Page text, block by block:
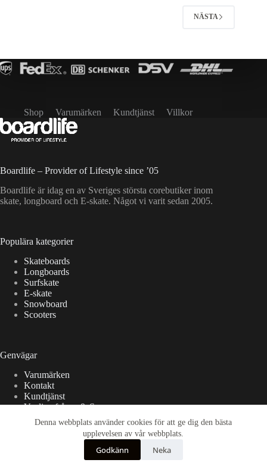
Denna webbplats använder cookies för att ge dig den bästa
upplevelsen av vår webbplats.
Godkänn Neka
NÄSTA
Shop Varumärken Kundtjänst Villkor
Boardlife – Provider of Lifestyle since ’05
Boardlife är idag en av Sveriges största corebutiker inom
skate, longboard och E-skate. Något vi varit sedan 2005.
Populära kategorier
Skateboards
Longboards
Surfskate
E-skate
Snowboard
Scooters
Genvägar
Varumärken
Kontakt
Kundtjänst
Vanliga frågor & Svar